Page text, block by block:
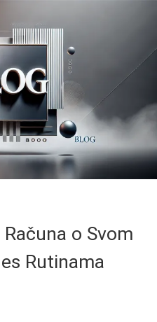
o Svom
Rutinama